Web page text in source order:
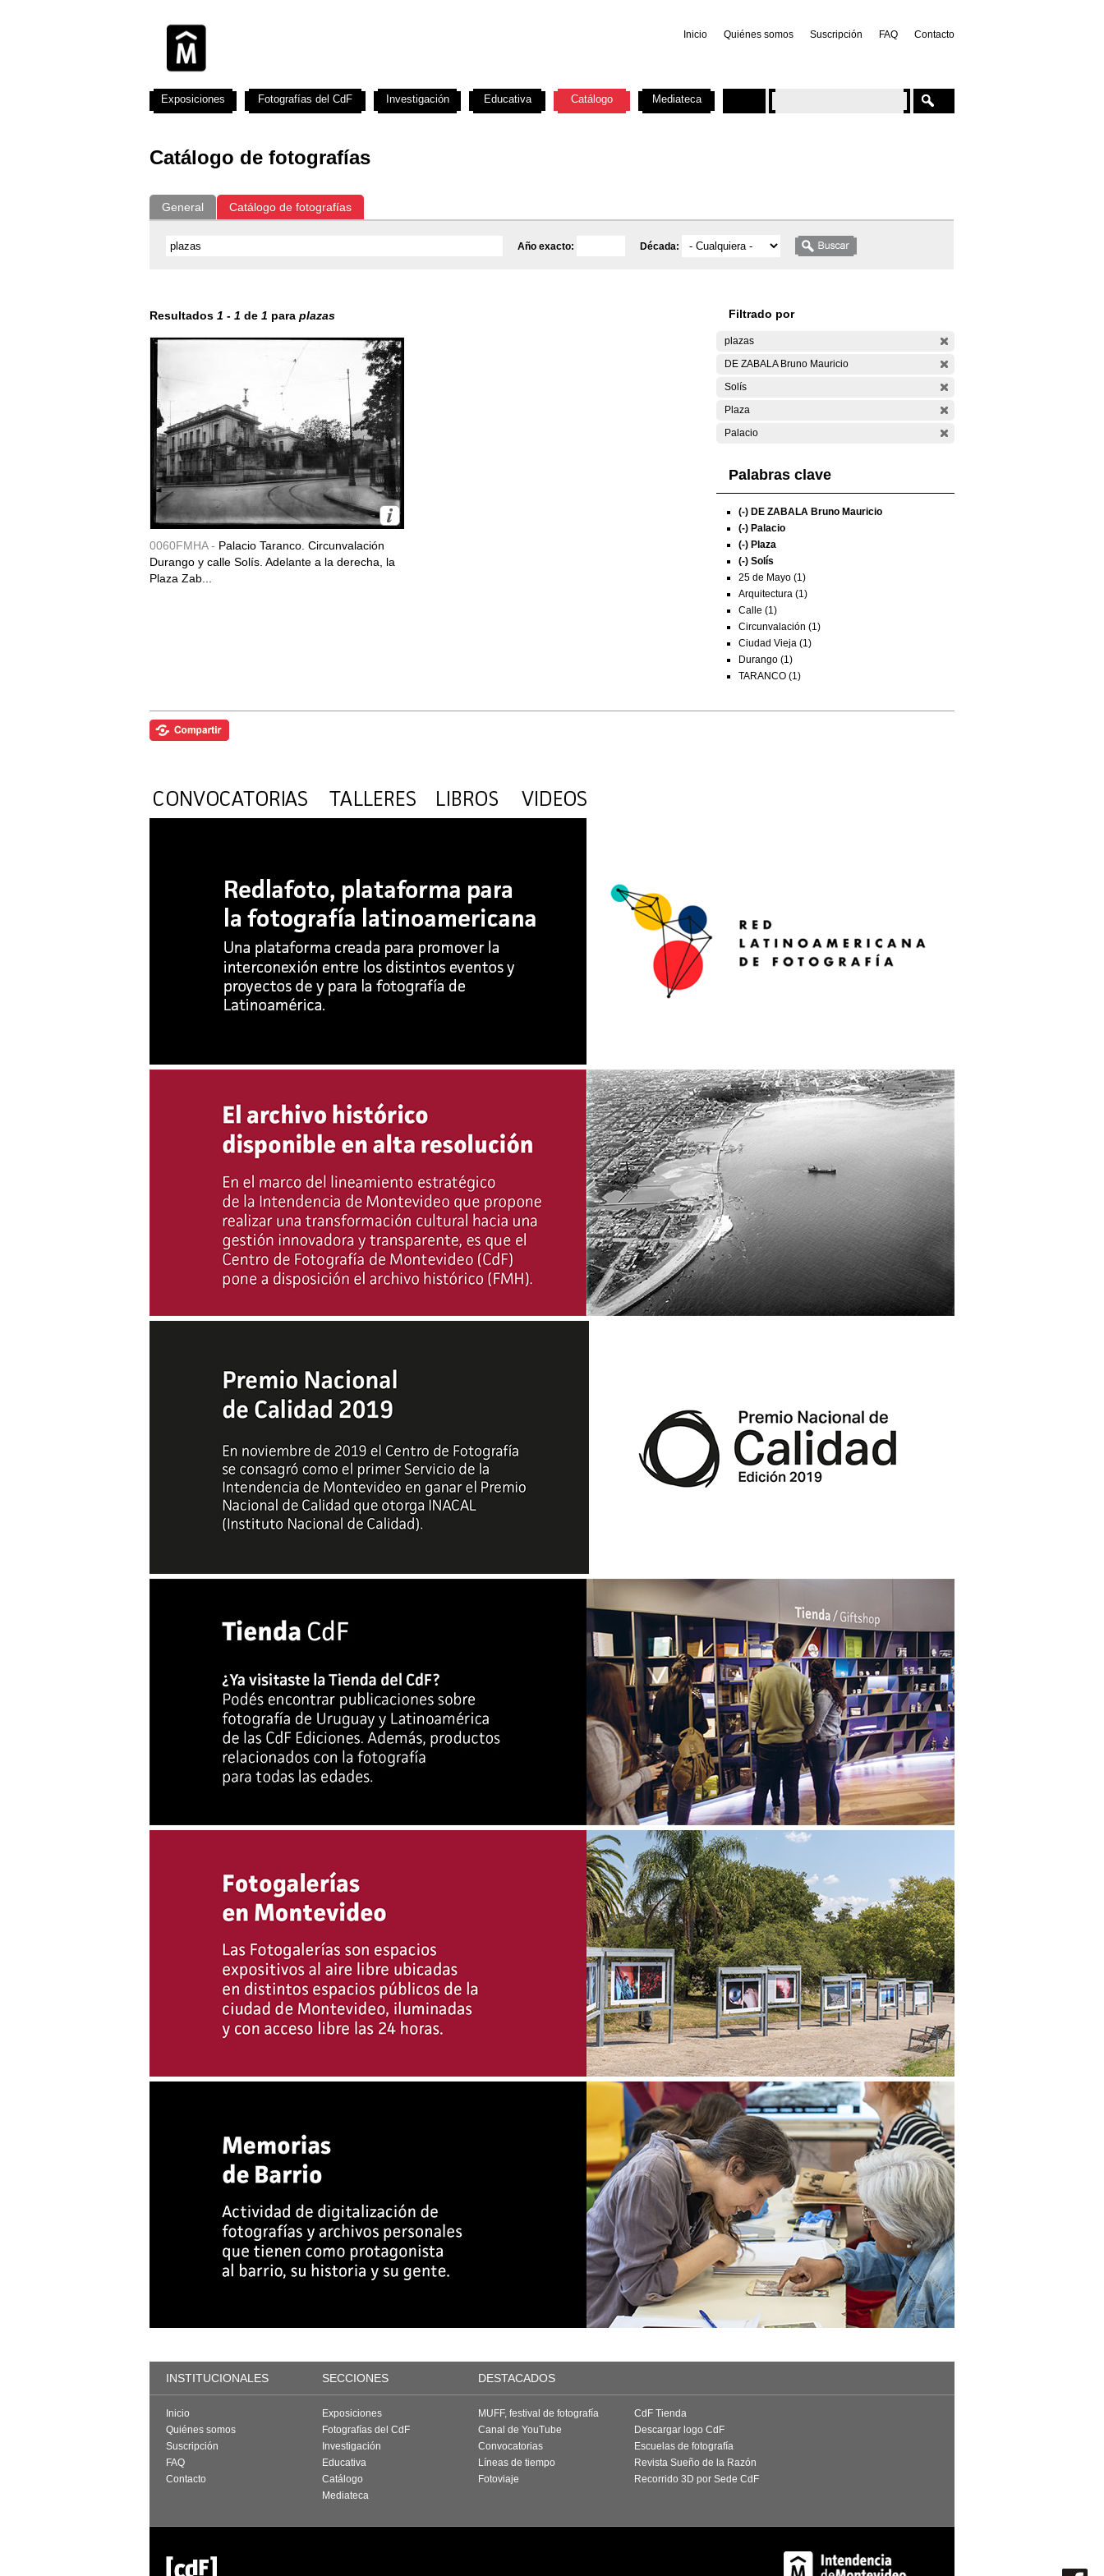
Inicio Quiénes somos Suscripción FAQ Contacto
Catálogo de fotografías
General Catálogo de fotografías
Año exacto: Década:
Resultados 1 - 1 de 1 para plazas
0060FMHA - Palacio Taranco. Circunvalación
Durango y calle Solís. Adelante a la derecha, la
Plaza Zab...
Filtrado por
plazas
DE ZABALA Bruno Mauricio
Solís
Plaza
Palacio
Palabras clave
(-) DE ZABALA Bruno Mauricio
(-) Palacio
(-) Plaza
(-) Solís
25 de Mayo (1)
Arquitectura (1)
Calle (1)
Circunvalación (1)
Ciudad Vieja (1)
Durango (1)
TARANCO (1)
Exposiciones Fotografías del CdF Investigación Educativa Catálogo Mediateca
INSTITUCIONALES SECCIONES DESTACADOS
Inicio
Quiénes somos
Suscripción
FAQ
Contacto
Exposiciones
Fotografías del CdF
Investigación
Educativa
Catálogo
Mediateca
MUFF, festival de fotografía
Canal de YouTube
Convocatorias
Líneas de tiempo
Fotoviaje
CdF Tienda
Descargar logo CdF
Escuelas de fotografía
Revista Sueño de la Razón
Recorrido 3D por Sede CdF